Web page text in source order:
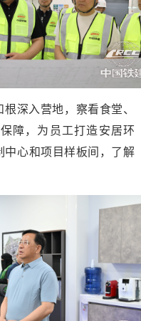
深入营地，察看食堂、
障，为员工打造安居环
中心和项目样板间，了解